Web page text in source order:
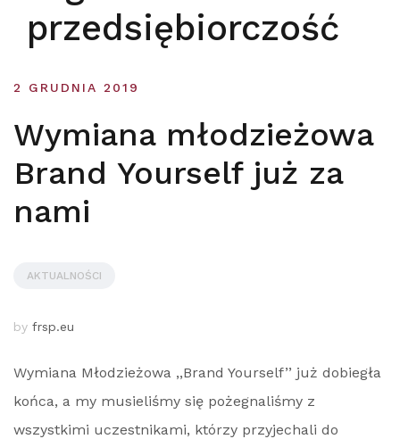
przedsiębiorczość
2 GRUDNIA 2019
Wymiana młodzieżowa
Brand Yourself już za
nami
AKTUALNOŚCI
by frsp.eu
Wymiana Młodzieżowa ,,Brand Yourself’’ już dobiegła
końca, a my musieliśmy się pożegnaliśmy z
wszystkimi uczestnikami, którzy przyjechali do